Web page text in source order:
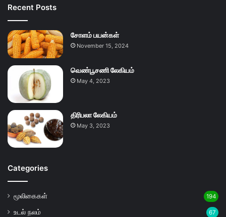
Recent Posts
சோளம் பயன்கள்
November 15, 2024
வெண்பூசணி லேகியம்
May 4, 2023
திரிபலா லேகியம்
May 3, 2023
Categories
மூலிகைகள் 194
உடல் நலம் 67